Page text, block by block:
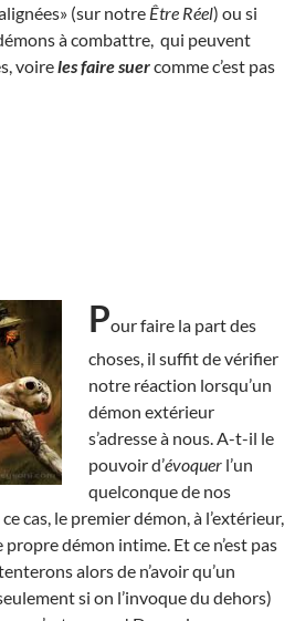
(sur notre Être Réel) ou si
à combattre, qui peuvent
voireles faire suercomme c’est pas
Pour faire la part des
choses, il suffit de vérifier
notre réaction lorsqu’un
démon extérieur
s’adresse à nous. A-t-il le
pouvoir d’évoquer l’un
quelconque de nos
cas, le premier démon, à l’extérieur,
démon intime. Et ce n’est pas
alors de n’avoir qu’un
si on l’invoque du dehors)